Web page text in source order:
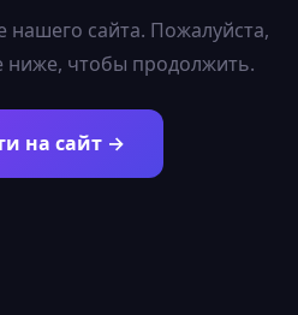
сайта. Пожалуйста,
ниже, чтобы продолжить.
на сайт →